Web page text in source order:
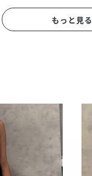
もっと見る